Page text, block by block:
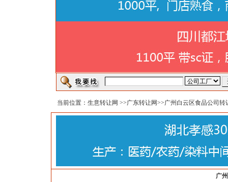
当前位置： 生意转让网 >>广东转让网>>广州白云区食品公司转
广